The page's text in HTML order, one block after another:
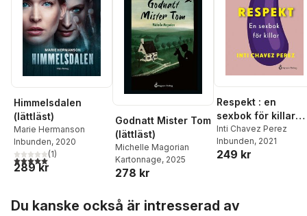
Himmelsdalen
(lättläst)
Marie Hermanson
Inbunden, 2020
5,0utav 5 stjärnor. Totalt antal röster:
(1)
289 kr
Godnatt Mister Tom
(lättläst)
Michelle Magorian
Kartonnage, 2025
278 kr
Respekt : en
sexbok för killar
(lättläst)
Inti Chavez Perez
Inbunden, 2021
249 kr
Du kanske också är intresserad av